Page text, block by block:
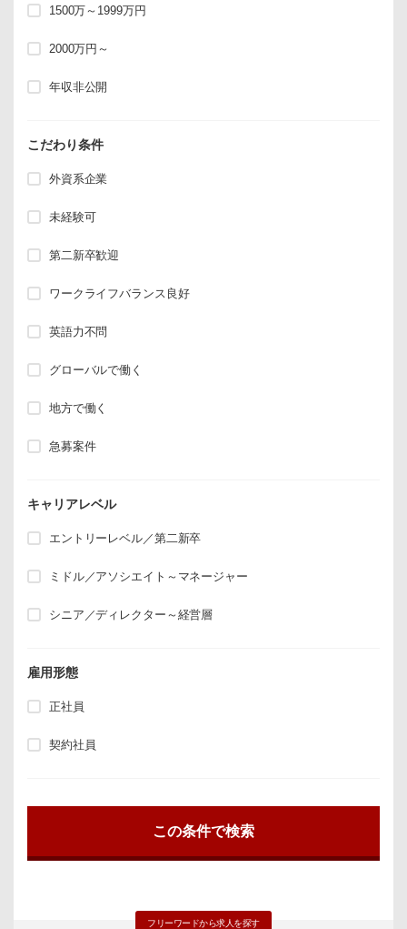
1500万～1999万円
2000万円～
年収非公開
こだわり条件
外資系企業
未経験可
第二新卒歓迎
ワークライフバランス良好
英語力不問
グローバルで働く
地方で働く
急募案件
キャリアレベル
エントリーレベル／第二新卒
ミドル／アソシエイト～マネージャー
シニア／ディレクター～経営層
雇用形態
正社員
契約社員
フリーワードから求人を探す